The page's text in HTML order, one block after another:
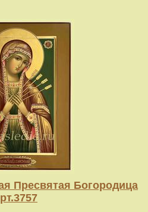
Пресвятая Богородица